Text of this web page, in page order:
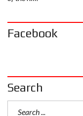
Facebook
Search